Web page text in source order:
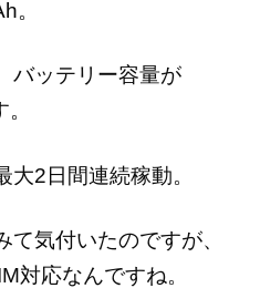
。
バッテリー容量が
2日間連続稼動。
気付いたのですが、
対応なんですね。